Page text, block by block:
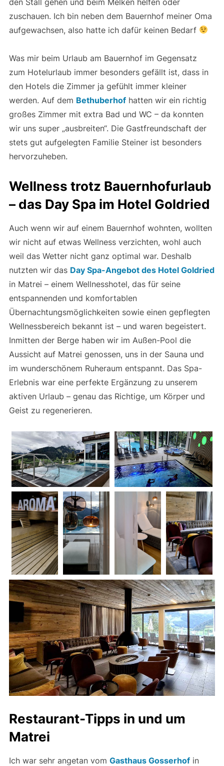
zuschauen. Ich bin neben dem Bauernhof meiner Oma
aufgewachsen, also hatte ich dafür keinen Bedarf
Was mir beim Urlaub am Bauernhof im Gegensatz
zum Hotelurlaub immer besonders gefällt ist, dass in
den Hotels die Zimmer ja gefühlt immer kleiner
werden. Auf dem Bethuberhofhatten wir ein richtig
großes Zimmer mit extra Bad und WC – da konnten
wir uns super „ausbreiten“. Die Gastfreundschaft der
stets gut aufgelegten Familie Steiner ist besonders
hervorzuheben.
Wellness trotz Bauernhofurlaub
– das Day Spa im Hotel Goldried
Auch wenn wir auf einem Bauernhof wohnten, wollten
wir nicht auf etwas Wellness verzichten, wohl auch
weil das Wetter nicht ganz optimal war. Deshalb
nutzten wir das Day Spa-Angebot des Hotel Goldried
in Matrei – einem Wellnesshotel, das für seine
entspannenden und komfortablen
Übernachtungsmöglichkeiten sowie einen gepflegten
Wellnessbereich bekannt ist – und waren begeistert.
Inmitten der Berge haben wir im Außen-Pool die
Aussicht auf Matrei genossen, uns in der Sauna und
im wunderschönem Ruheraum entspannt. Das Spa-
Erlebnis war eine perfekte Ergänzung zu unserem
aktiven Urlaub – genau das Richtige, um Körper und
Geist zu regenerieren.
Restaurant-Tipps in und um
Matrei
Ich war sehr angetan vom Gasthaus Gosserhofin